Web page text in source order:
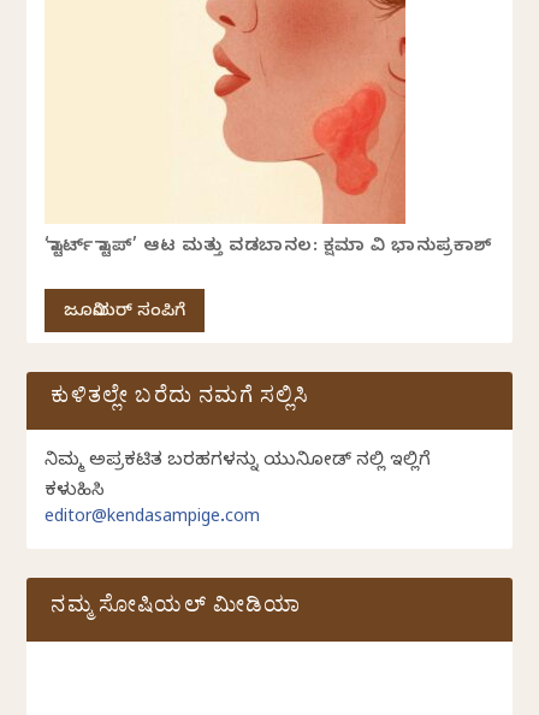
‘ಸ್ಟಾರ್ಟ್ ಸ್ಟಾಪ್’ ಆಟ ಮತ್ತು ವಡಬಾನಲ: ಕ್ಷಮಾ ವಿ ಭಾನುಪ್ರಕಾಶ್
ಜೂನಿಯರ್ ಸಂಪಿಗೆ
ಕುಳಿತಲ್ಲೇ ಬರೆದು ನಮಗೆ ಸಲ್ಲಿಸಿ
ನಿಮ್ಮ ಅಪ್ರಕಟಿತ ಬರಹಗಳನ್ನು ಯುನಿಕೋಡ್ ನಲ್ಲಿ ಇಲ್ಲಿಗೆ
ಕಳುಹಿಸಿ
editor@kendasampige.com
ನಮ್ಮ ಸೋಷಿಯಲ್‌ ಮೀಡಿಯಾ